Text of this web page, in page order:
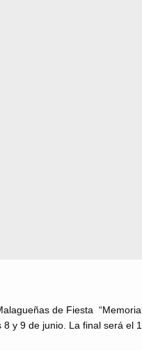
de Fiesta
8 y 9 de junio. La final será el